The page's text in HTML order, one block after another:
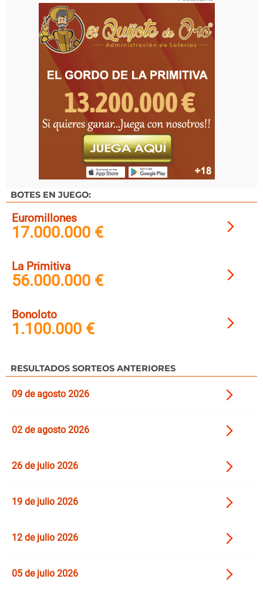
BOTES EN JUEGO:
Euromillones
17.000.000 €
La Primitiva
56.000.000 €
Bonoloto
1.100.000 €
RESULTADOS SORTEOS ANTERIORES
09 de agosto 2026
02 de agosto 2026
26 de julio 2026
19 de julio 2026
12 de julio 2026
05 de julio 2026